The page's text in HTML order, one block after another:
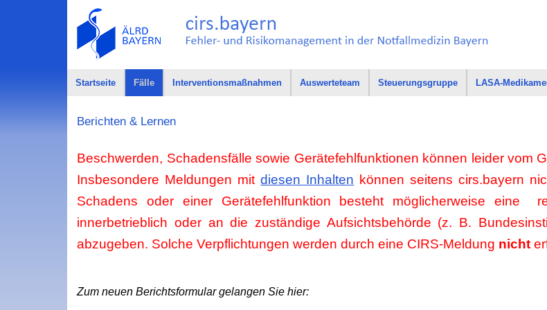
Startseite Fälle Interventionsmaßnahmen Auswerteteam Steuerungsgruppe LASA-
Berichten & Lernen
Beschwerden, Schadensfälle sowie Gerätefehlfunktionen können leider vom
Insbesondere Meldungen mitdiesen Inhalten können seitens cirs.bayern
Schadens oder einer Gerätefehlfunktion besteht möglicherweise eine
innerbetrieblich oder an die zuständige Aufsichtsbehörde (z. B.
abzugeben. Solche Verpflichtungen werden durch eine CIRS-Meldung nicht
Zum neuen Berichtsformular gelangen Sie hier: